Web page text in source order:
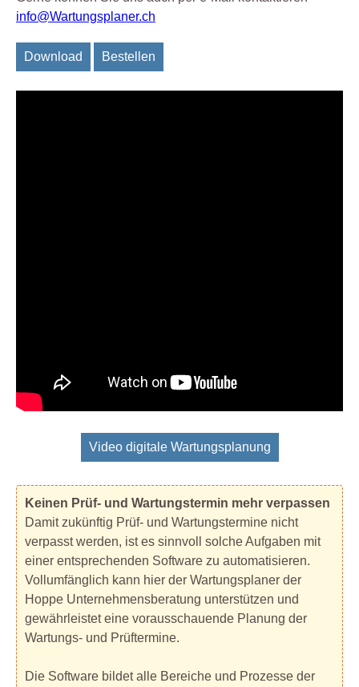
info@Wartungsplaner.ch
Download Bestellen
Video digitale Wartungsplanung
Keinen Prüf- und Wartungstermin mehr verpassen
Damit zukünftig Prüf- und Wartungstermine nicht
verpasst werden, ist es sinnvoll solche Aufgaben mit
einer entsprechenden Software zu automatisieren.
Vollumfänglich kann hier der Wartungsplaner der
Hoppe Unternehmensberatung unterstützen und
gewährleistet eine vorausschauende Planung der
Wartungs- und Prüftermine.
Die Software bildet alle Bereiche und Prozesse der